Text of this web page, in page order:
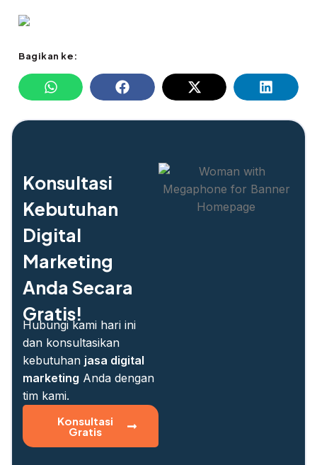
Bagikan ke:
Konsultasi
Kebutuhan
Digital
Marketing
Anda Secara
Gratis!
Hubungi kami hari ini
dan konsultasikan
kebutuhan jasa digital
marketing Anda dengan
tim kami.
Konsultasi
Gratis